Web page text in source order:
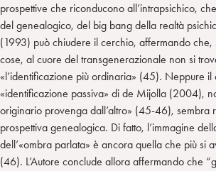
prospettive che riconducono all’intrapsichico,
del genealogico, del big bang della realtà
(1993) può chiudere il cerchio, affermando che,
cose, al cuore del transgenerazionale non si
«l’identificazione più ordinaria» (45). Neppure il
«identificazione passiva» di de Mijolla (2004),
originario provenga dall’altro» (45-46), sembra
prospettiva genealogica. Di fatto, l’immagine
dell’«ombra parlata» è ancora quella che più si
(46). L’Autore conclude allora affermando che